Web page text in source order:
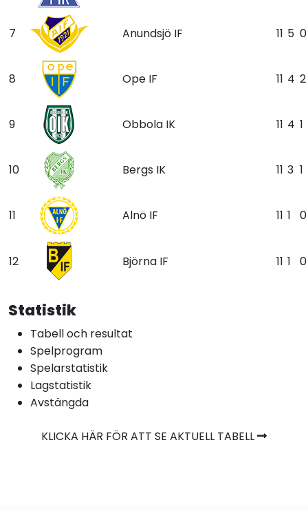
7 Anundsjö IF 11 5 0
8 Ope IF 11 4 2
9 Obbola IK 11 4 1
10 Bergs IK 11 3 1
11 Alnö IF 11 1 0
12 Björna IF 11 1 0
Statistik
Tabell och resultat
Spelprogram
Spelarstatistik
Lagstatistik
Avstängda
KLICKA HÄR FÖR ATT SE AKTUELL TABELL